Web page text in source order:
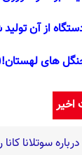
های
سوتلانا